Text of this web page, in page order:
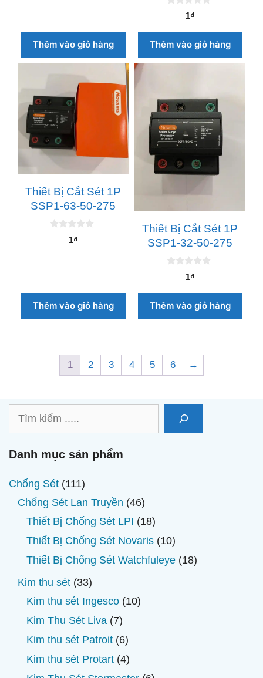
Thêm vào giỏ hàng
à
1₫
Thêm vào giỏ hàng
Thiết Bị Cắt Sét 1P
SSP1-63-50-275
1₫
Thêm vào giỏ hàng
Thiết Bị Cắt Sét 1P
SSP1-32-50-275
à
1₫
Thêm vào giỏ hàng
1 2 3 4 5 6 →
Tìm
Danh mục sản phẩm
Chống Sét 111111
sản
phẩm
Chống Sét Lan Truyền 4646
sản
phẩm
Thiết Bị Chống Sét LPI 1818
sản
phẩm
Thiết Bị Chống Sét Novaris 1010
sản
Thiết Bị Chống Sét Watchfuleye 1818
Kim thu sét 3333
sản
phẩm
Kim thu sét Ingesco 1010
Kim Thu Sét Liva 77
sản
phẩm
Kim thu sét Patroit 66
sản
phẩm
Kim thu sét Protart 44
sản